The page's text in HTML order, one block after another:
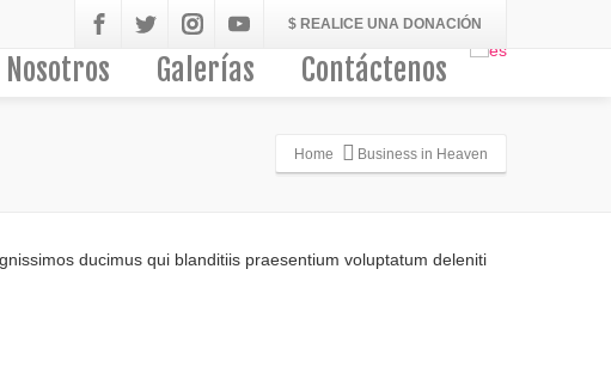
$ REALICE UNA DONACIÓN
Galerías Contáctenos
Home Business in Heaven
ducimus qui blanditiis praesentium voluptatum deleniti